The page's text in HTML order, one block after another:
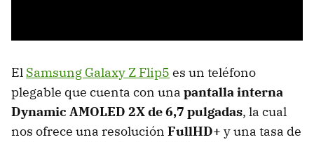
El Samsung Galaxy Z Flip5 es un teléfono
plegable que cuenta con una pantalla interna
Dynamic AMOLED 2X de 6,7 pulgadas, la cual
nos ofrece una resolución FullHD+ y una tasa de